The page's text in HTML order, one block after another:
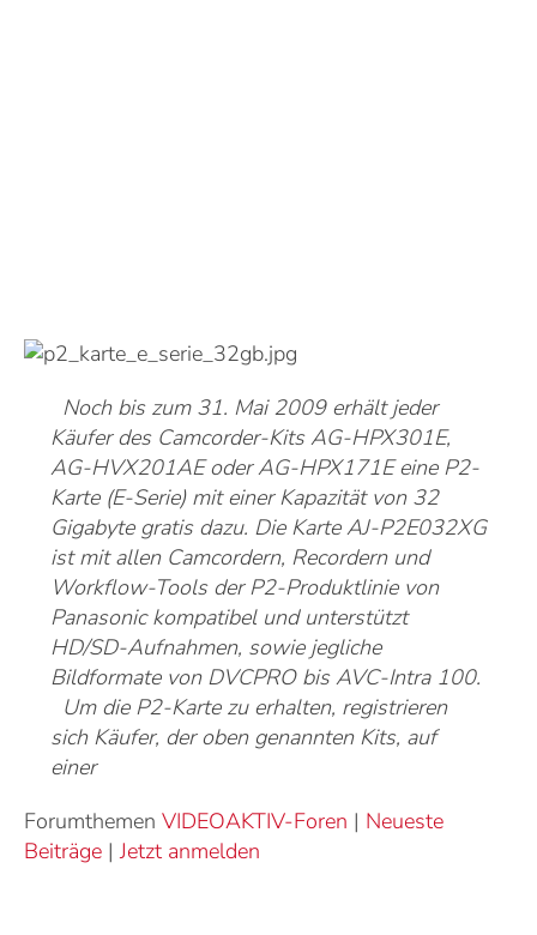
Noch bis zum 31. Mai 2009 erhält jeder
Käufer des Camcorder-Kits AG-HPX301E,
AG-HVX201AE oder AG-HPX171E eine P2-
Karte (E-Serie) mit einer Kapazität von 32
Gigabyte gratis dazu. Die Karte AJ-P2E032XG
ist mit allen Camcordern, Recordern und
Workflow-Tools der P2-Produktlinie von
Panasonic kompatibel und unterstützt
HD/SD-Aufnahmen, sowie jegliche
Bildformate von DVCPRO bis AVC-Intra 100.
Um die P2-Karte zu erhalten, registrieren
sich Käufer, der oben genannten Kits, auf
einer
Forumthemen VIDEOAKTIV-Foren | Neueste
Beiträge |Jetzt anmelden